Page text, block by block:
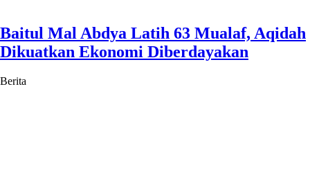
Baitul Mal Abdya Latih 63 Mualaf, Aqidah
Dikuatkan Ekonomi Diberdayakan
Berita